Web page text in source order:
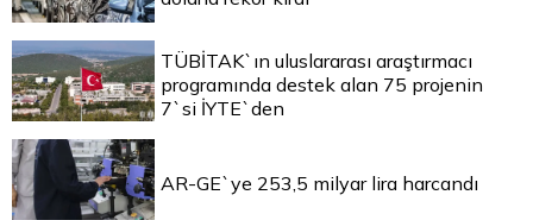
TÜBİTAK`ın uluslararası araştırmacı
programında destek alan 75 projenin
7`si İYTE`den
AR-GE`ye 253,5 milyar lira harcandı